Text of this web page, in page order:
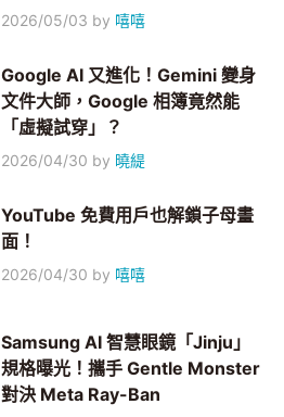
2026/05/03 by 嘻嘻
Google AI 又進化！Gemini 變身
文件大師，Google 相簿竟然能
「虛擬試穿」？
2026/04/30 by 曉緹
YouTube 免費用戶也解鎖子母畫
面！
2026/04/30 by 嘻嘻
Samsung AI 智慧眼鏡「Jinju」
規格曝光！攜手 Gentle Monster
對決 Meta Ray-Ban